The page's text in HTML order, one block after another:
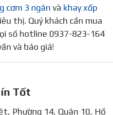
cơm 3 ngăn và khay xốp
thị. Quý khách cần mua
số hotline 0937-823-164
và báo giá!
Tốt
Phường 14, Quận 10, Hồ